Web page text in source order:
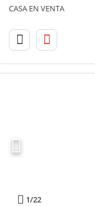
CASA EN VENTA
1/22